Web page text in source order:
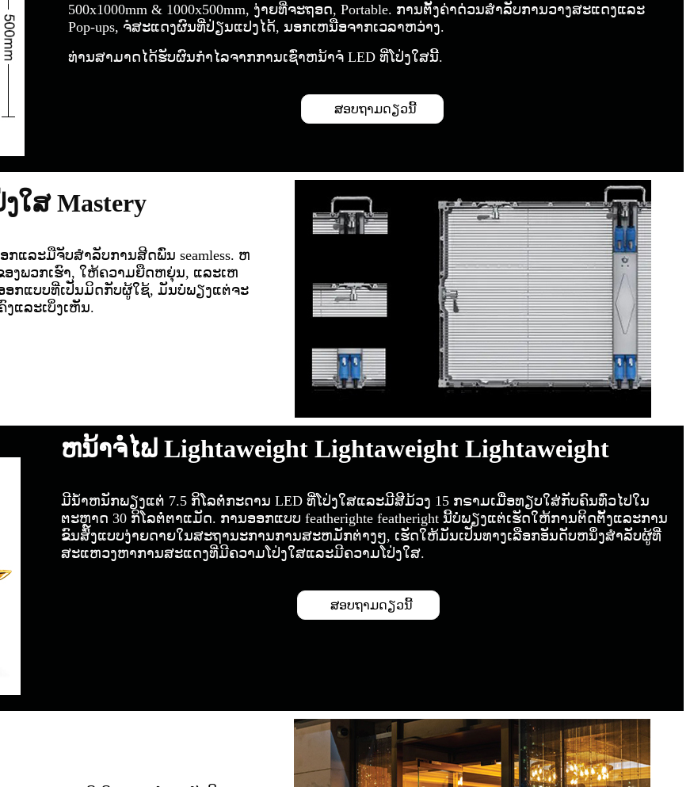
500x1000mm & 1000x500mm, ງ່າຍທີ່ຈະຖອດ, Portable. ການຕັ້ງຄ່າດ່ວນສໍາລັບການວາງສະແດງແລະ
Pop-ups, ຈໍສະແດງຜົນທີ່ປ່ຽນແປງໄດ້, ນອກເຫນືອຈາກເວລາຫວ່າງ.
ທ່ານສາມາດໄດ້ຮັບຜົນກໍາໄລຈາກການເຊົ່າຫນ້າຈໍ LED ທີ່ໂປ່ງໃສນີ້.
ສອບຖາມດຽວນີ້
ໃສ Mastery
ກແລະມືຈັບສໍາລັບການສີດພົ່ນ seamless. ຫ
ງພວກເຮົາ, ໃຫ້ຄວາມຍືດຫຍຸ່ນ, ແລະເຫ
ກແບບທີ່ເປັນມິດກັບຜູ້ໃຊ້, ມັນບໍ່ພຽງແຕ່ຈະ
ແລະເບິ່ງເຫັນ.
ຫນ້າຈໍໄຟ Lightaweight Lightaweight Lightaweight
ມີນໍ້າຫນັກພຽງແຕ່ 7.5 ກິໂລຕໍ່ກະດານ LED ທີ່ໂປ່ງໃສແລະມີສີມ້ວງ 15 ກຣາມເມື່ອທຽບໃສ່ກັບຄົນທົ່ວໄປໃນ
ຕະຫຼາດ 30 ກິໂລຕໍ່ຕາແມັດ. ການອອກແບບ featherighte featheright ນີ້ບໍ່ພຽງແຕ່ເຮັດໃຫ້ການຕິດຕັ້ງແລະການ
ຂົນສົ່ງແບບງ່າຍດາຍໃນສະຖານະການການສະຫມັກຕ່າງໆ, ເຮັດໃຫ້ມັນເປັນທາງເລືອກອັນດັບຫນຶ່ງສໍາລັບຜູ້ທີ່
ສະແຫວງຫາການສະແດງທີ່ມີຄວາມໂປ່ງໃສແລະມີຄວາມໂປ່ງໃສ.
ສອບຖາມດຽວນີ້